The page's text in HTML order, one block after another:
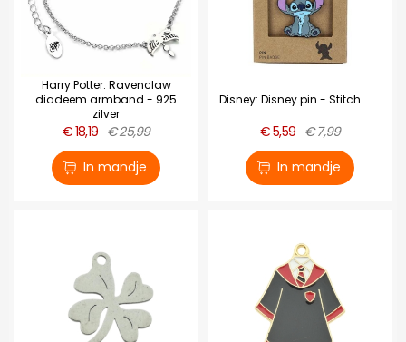
Harry Potter: Ravenclaw
diadeem armband - 925
zilver
€ 18,19 € 25,99
In mandje
Disney: Disney pin - Stitch
€ 5,59 € 7,99
In mandje